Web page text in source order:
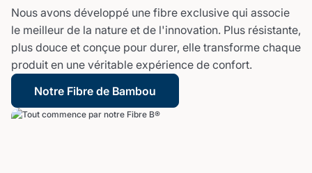
Nous avons développé une fibre exclusive qui associe
le meilleur de la nature et de l'innovation. Plus résistante,
plus douce et conçue pour durer, elle transforme chaque
produit en une véritable expérience de confort.
Notre Fibre de Bambou